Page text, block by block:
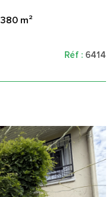
380 m²
Réf : 6414